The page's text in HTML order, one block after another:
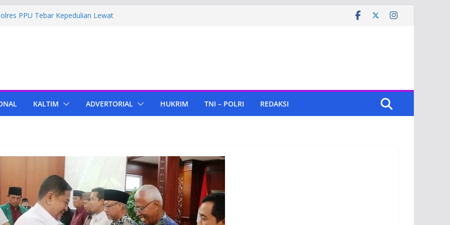
PPU Tebar Kepedulian Lewat
Cepu
di KIPP Karena Jual Air Mineral
Bupati PPU Dukung
Lampu, Polres PPU Ringkus Pria
KALTIM ADVERTORIAL HUKRIM TNI – POLRI REDAKSI